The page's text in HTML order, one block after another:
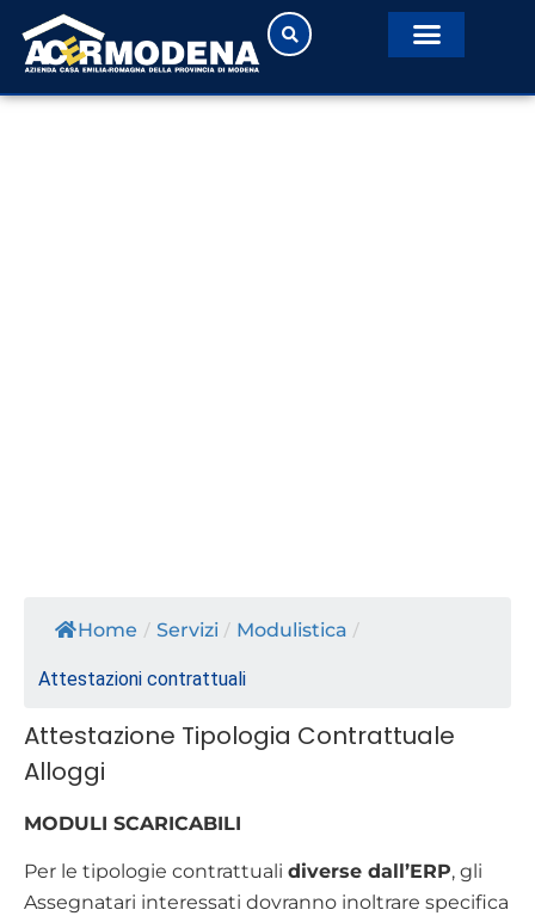
Home / Servizi / Modulistica /
Attestazioni contrattuali
Attestazione Tipologia Contrattuale
Alloggi
MODULI SCARICABILI
Per le tipologie contrattuali diverse dall’ERP, gli
Assegnatari interessati dovranno inoltrare specifica